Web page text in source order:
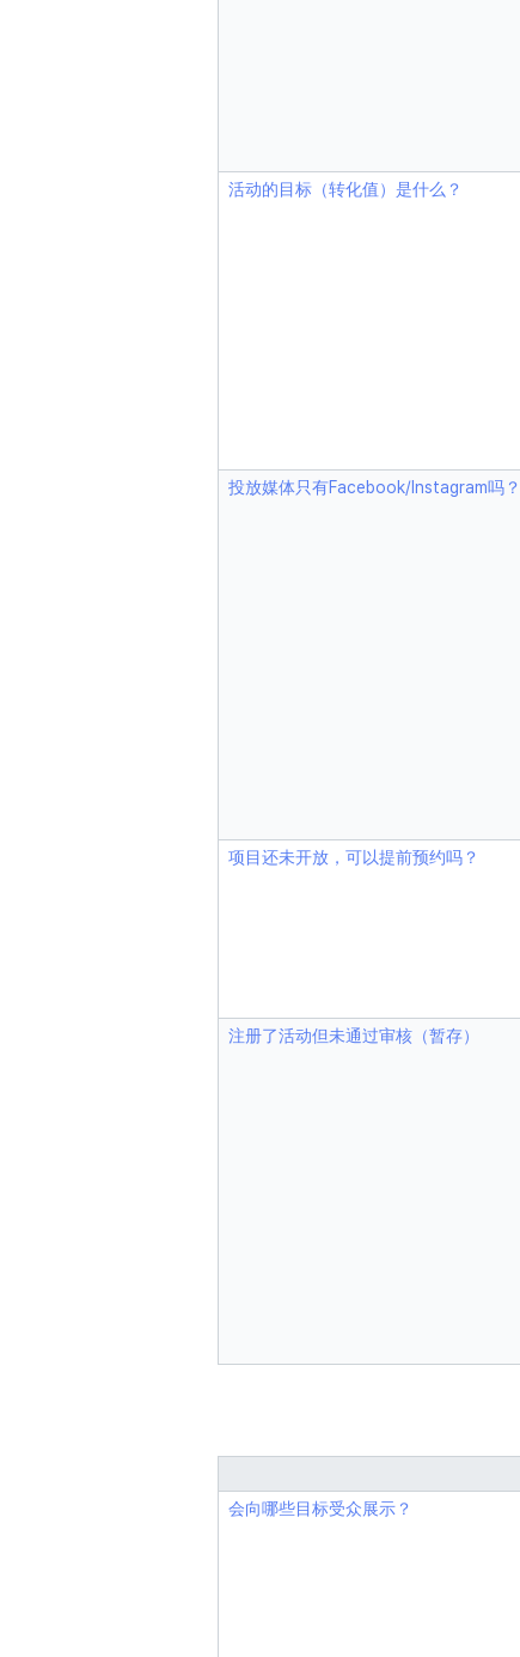
活动的目标（转化值）是什么？
投放媒体只有Facebook/Instagram吗？
项目还未开放，可以提前预约吗？
注册了活动但未通过审核（暂存）
会向哪些目标受众展示？